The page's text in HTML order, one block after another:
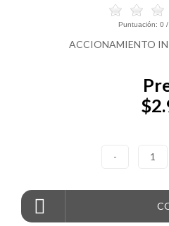
Puntuación: 0
ACCIONAMIENTO
- 1